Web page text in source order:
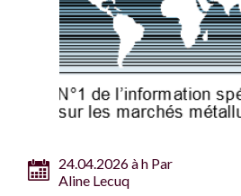
24.04.2026 à h Par
Aline Lecuq